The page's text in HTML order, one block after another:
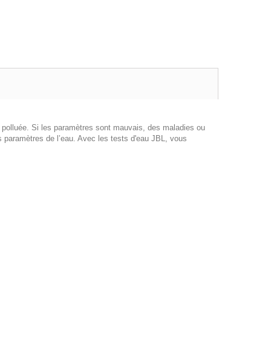
Si les paramètres sont mauvais, des maladies ou
de l’eau. Avec les tests d'eau JBL, vous